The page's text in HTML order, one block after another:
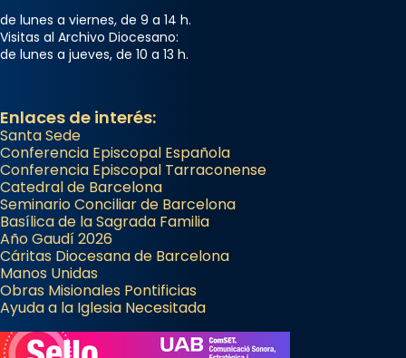
de lunes a viernes, de 9 a 14 h.
Visitas al Archivo Diocesano:
de lunes a jueves, de 10 a 13 h.
Enlaces de interés:
Santa Sede
Conferencia Episcopal Española
Conferencia Episcopal Tarraconense
Catedral de Barcelona
Seminario Conciliar de Barcelona
Basílica de la Sagrada Familia
Año Gaudí 2026
Cáritas Diocesana de Barcelona
Manos Unidas
Obras Misionales Pontificias
Ayuda a la Iglesia Necesitada